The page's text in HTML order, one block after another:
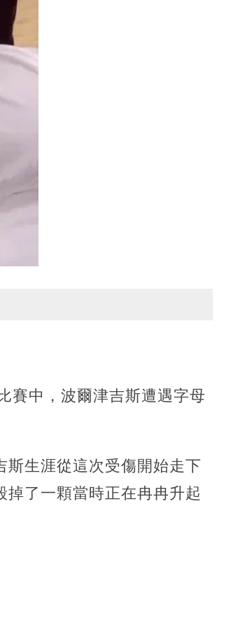
賽中，波爾津吉斯遭遇字母
生涯從這次受傷開始走下
了一顆當時正在冉冉升起